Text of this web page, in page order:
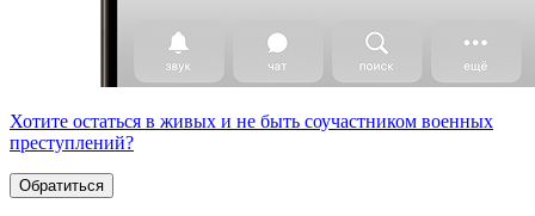
Хотите остаться в живых и не быть соучастником военных
преступлений?
Обратиться